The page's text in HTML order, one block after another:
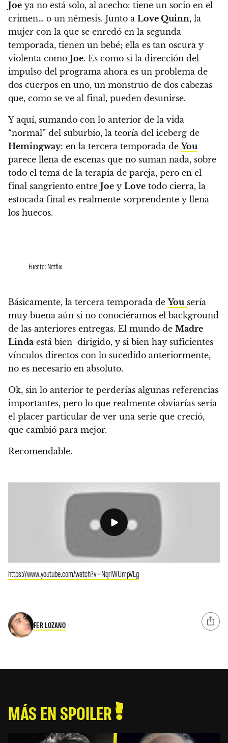
Joe ya no está solo, al acecho: tiene un socio en el
crimen… o un némesis. Junto a Love Quinn, la
mujer con la que se enredó en la segunda
temporada, tienen un bebé; ella es tan oscura y
violenta como Joe. Es como si la dirección del
impulso del programa ahora es un problema de
dos cuerpos en uno, un monstruo de dos cabezas
que, como se ve al final, pueden desunirse.
Y aquí, sumando con lo anterior de la vida
“normal” del suburbio, la teoría del iceberg de
Hemingway: en la tercera temporada deYou
parece llena de escenas que no suman nada, sobre
todo el tema de la terapia de pareja, pero en el
final sangriento entre Joe y Love todo cierra, la
estocada final es realmente sorprendente y llena
los huecos.
Fuente: Netflix
Básicamente, la tercera temporada deYou sería
muy buena aún si no conociéramos el background
de las anteriores entregas. El mundo de Madre
Linda está bien dirigido, y si bien hay suficientes
vínculos directos con lo sucedido anteriormente,
no es necesario en absoluto.
Ok, sin lo anterior te perderías algunas referencias
importantes, pero lo que realmente obviarías sería
el placer particular de ver una serie que creció,
que cambió para mejor.
Recomendable.
https://www.youtube.com/watch?v=NqrlWUmpVLg
FER LOZANO
MÁS EN SPOILER